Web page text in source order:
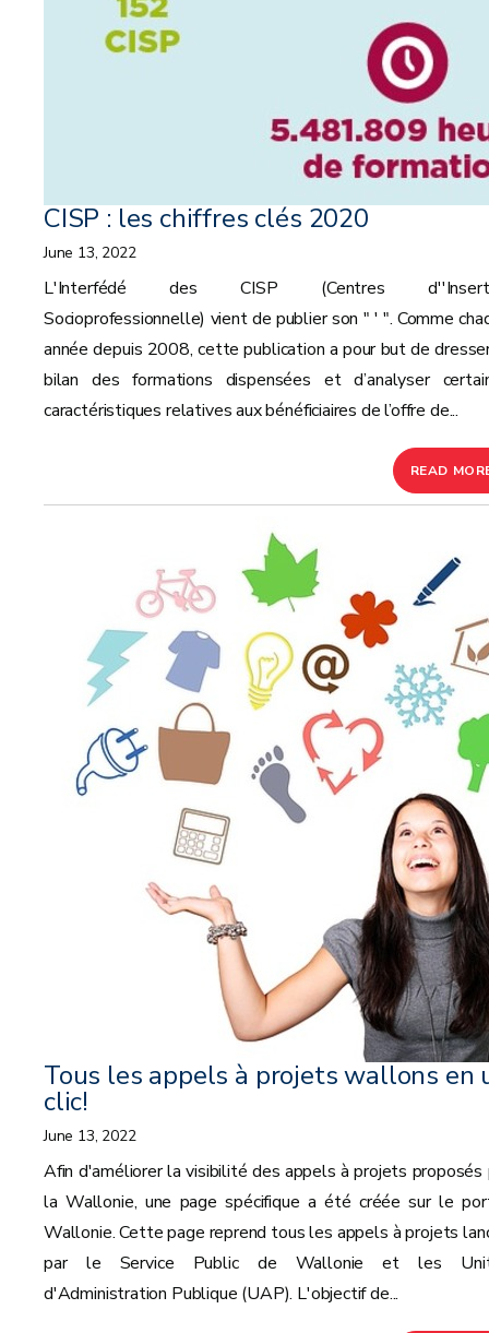
CISP : les chiffres clés 2020
June 13, 2022
L'Interfédé des CISP (Centres
Socioprofessionnelle) vient de publier son " ' ". Comme
année depuis 2008, cette publication a pour but de
bilan des formations dispensées et d’analyser
caractéristiques relatives aux bénéficiaires de l’offre de...
READ
Tous les appels à projets wallons en
clic!
June 13, 2022
Afin d'améliorer la visibilité des appels à projets proposés
la Wallonie, une page spécifique a été créée sur le
Wallonie. Cette page reprend tous les appels à projets
par le Service Public de Wallonie et les
d'Administration Publique (UAP). L'objectif de...